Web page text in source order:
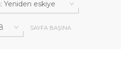
SAYFA BAŞINA